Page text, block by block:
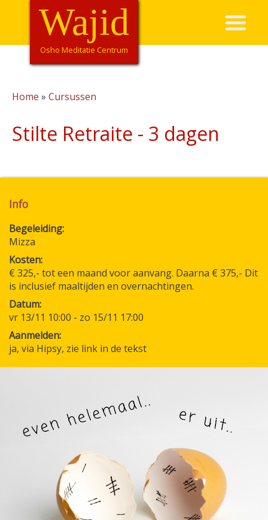
Overslaan
de
HoofdnavigatieWajid
Osho Meditatie Centrum
Home Cursussen
Stilte Retraite - 3 dagen
Info
Begeleiding
Mizza
Kosten
€ 325,- tot een maand voor aanvang. Daarna € 375,- Dit
is inclusief maaltijden en overnachtingen.
Datum
vr 13/11 10:00 - zo 15/11 17:00
Aanmelden
ja, via Hipsy, zie link in de tekst